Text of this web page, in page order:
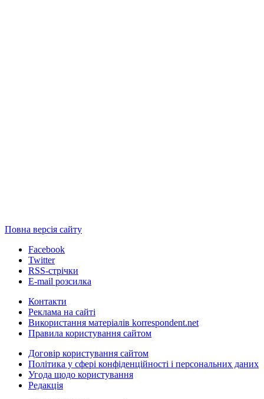
Повна версія сайту
Facebook
Twitter
RSS-стрічки
E-mail розсилка
Контакти
Реклама на сайті
Використання матеріалів korrespondent.net
Правила користування сайтом
Договір користування сайтом
Політика у сфері конфіденційності і персональних даних
Угода щодо користування
Редакція